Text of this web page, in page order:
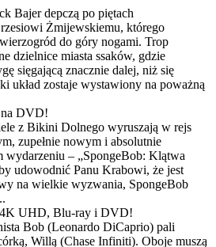
Bajer depczą po piętach
Żmijewskiemu, którego
do góry nogami. Trop
dzielnice miasta ssaków, gdzie
sięgającą znacznie dalej, niż się
układ zostaje wystawiony na poważną
na DVD!
z Bikini Dolnego wyruszają w rejs
zupełnie nowym i absolutnie
– „SpongeBob: Klątwa
udowodnić Panu Krabowi, że jest
na wielkie wyzwania, SpongeBob
4K UHD, Blu-ray i DVD!
Bob (Leonardo DiCaprio) pali
Willą (Chase Infiniti). Oboje muszą